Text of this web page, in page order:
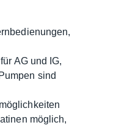
AG und IG,
sind
möglich,